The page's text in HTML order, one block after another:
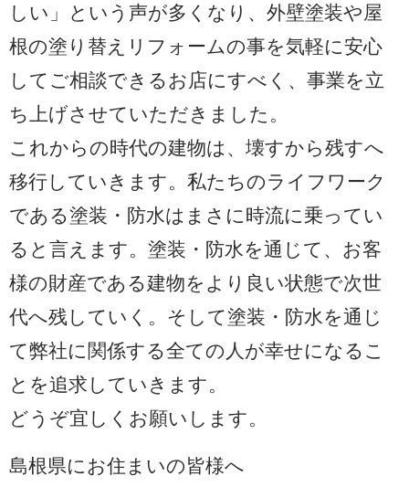
しい」という声が多くなり、外壁塗装や屋
根の塗り替えリフォームの事を気軽に安心
してご相談できるお店にすべく、事業を立
ち上げさせていただきました。
これからの時代の建物は、壊すから残すへ
移行していきます。私たちのライフワーク
である塗装・防水はまさに時流に乗ってい
ると言えます。塗装・防水を通じて、お客
様の財産である建物をより良い状態で次世
代へ残していく。そして塗装・防水を通じ
て弊社に関係する全ての人が幸せになるこ
とを追求していきます。
どうぞ宜しくお願いします。
島根県にお住まいの皆様へ